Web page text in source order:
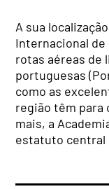
A sua
Internacional de
rotas aéreas de
portuguesas
como as
região têm para
mais, a
estatuto central